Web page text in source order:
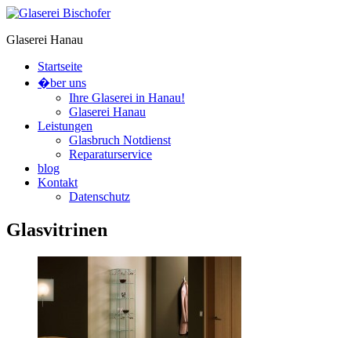
Glaserei Hanau
Startseite
�ber uns
Ihre Glaserei in Hanau!
Glaserei Hanau
Leistungen
Glasbruch Notdienst
Reparaturservice
blog
Kontakt
Datenschutz
Glasvitrinen